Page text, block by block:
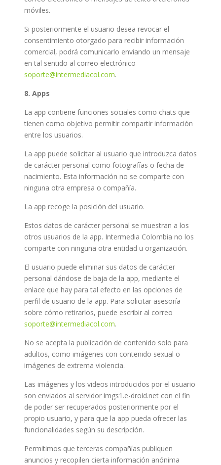
móviles.
Si posteriormente el usuario desea revocar el
consentimiento otorgado para recibir información
comercial, podrá comunicarlo enviando un mensaje
en tal sentido al correo electrónico
soporte@intermediacol.com.
8. Apps
La app contiene funciones sociales como chats que
tienen como objetivo permitir compartir información
entre los usuarios.
La app puede solicitar al usuario que introduzca datos
de carácter personal como fotografías o fecha de
nacimiento. Esta información no se comparte con
ninguna otra empresa o compañía.
La app recoge la posición del usuario.
Estos datos de carácter personal se muestran a los
otros usuarios de la app. Intermedia Colombia no los
comparte con ninguna otra entidad u organización.
El usuario puede eliminar sus datos de carácter
personal dándose de baja de la app, mediante el
enlace que hay para tal efecto en las opciones de
perfil de usuario de la app. Para solicitar asesoría
sobre cómo retirarlos, puede escribir al correo
soporte@intermediacol.com.
No se acepta la publicación de contenido solo para
adultos, como imágenes con contenido sexual o
imágenes de extrema violencia.
Las imágenes y los videos introducidos por el usuario
son enviados al servidor imgs1.e-droid.net con el fin
de poder ser recuperados posteriormente por el
propio usuario, y para que la app pueda ofrecer las
funcionalidades según su descripción.
Permitimos que terceras compañías publiquen
anuncios y recopilen cierta información anónima